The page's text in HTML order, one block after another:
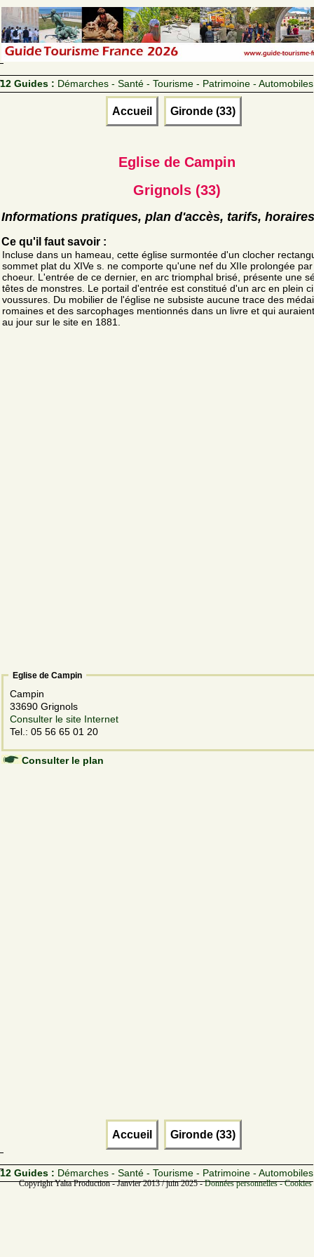
12 Guides : Démarches - Santé - Tourisme - Patrimoine - Automobiles
Accueil Gironde (33)
Eglise de Campin
Grignols (33)
Informations pratiques, plan d'accès, tarifs, horaires
Ce qu'il faut savoir :
Incluse dans un hameau, cette église surmontée d'un clocher
sommet plat du XIVe s. ne comporte qu'une nef du XIIe prolongée
choeur. L'entrée de ce dernier, en arc triomphal brisé, présente une
têtes de monstres. Le portail d'entrée est constitué d'un arc en plein
voussures. Du mobilier de l'église ne subsiste aucune trace des
romaines et des sarcophages mentionnés dans un livre et qui
au jour sur le site en 1881.
Eglise de Campin
Campin
33690 Grignols
Consulter le site Internet
Tel.: 05 56 65 01 20
Consulter le plan
Accueil Gironde (33)
12 Guides : Démarches - Santé - Tourisme - Patrimoine - Automobiles
Copyright Yalta Production - Janvier 2013 / juin 2025 -Données personnelles -